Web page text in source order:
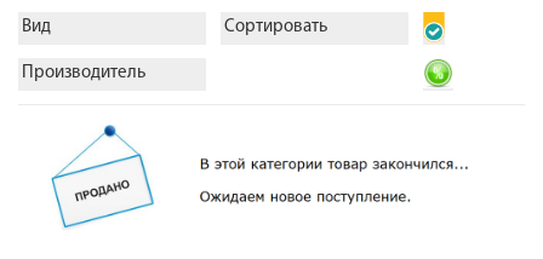
Вид Сортировать
Производитель